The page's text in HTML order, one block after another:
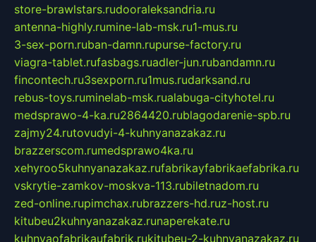
store-brawlstars.rudooraleksandria.ru
antenna-highly.rumine-lab-msk.ru1-mus.ru
3-sex-porn.ruban-damn.rupurse-factory.ru
viagra-tablet.rufasbags.ruadler-jun.rubandamn.ru
fincontech.ru3sexporn.ru1mus.rudarksand.ru
rebus-toys.ruminelab-msk.rualabuga-cityhotel.ru
medsprawo-4-ka.ru2864420.rublagodarenie-spb.ru
zajmy24.rutovudyi-4-kuhnyanazakaz.ru
brazzerscom.rumedsprawo4ka.ru
xehyroo5kuhnyanazakaz.rufabrikayfabrikaefabrika.ru
vskrytie-zamkov-moskva-113.rubiletnadom.ru
zed-online.rupimchax.rubrazzers-hd.ruz-host.ru
kitubeu2kuhnyanazakaz.runaperekate.ru
kuhnyaofabrikaufabrik.rukitubeu-2-kuhnyanazakaz.ru